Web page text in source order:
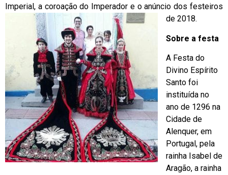
Imperial, a coroação do Imperador e o anúncio dos festeiros
de 2018.
Sobre a festa
A Festa do
Divino Espírito
Santo foi
instituída no
ano de 1296 na
Cidade de
Alenquer, em
Portugal, pela
rainha Isabel de
Aragão, a rainha